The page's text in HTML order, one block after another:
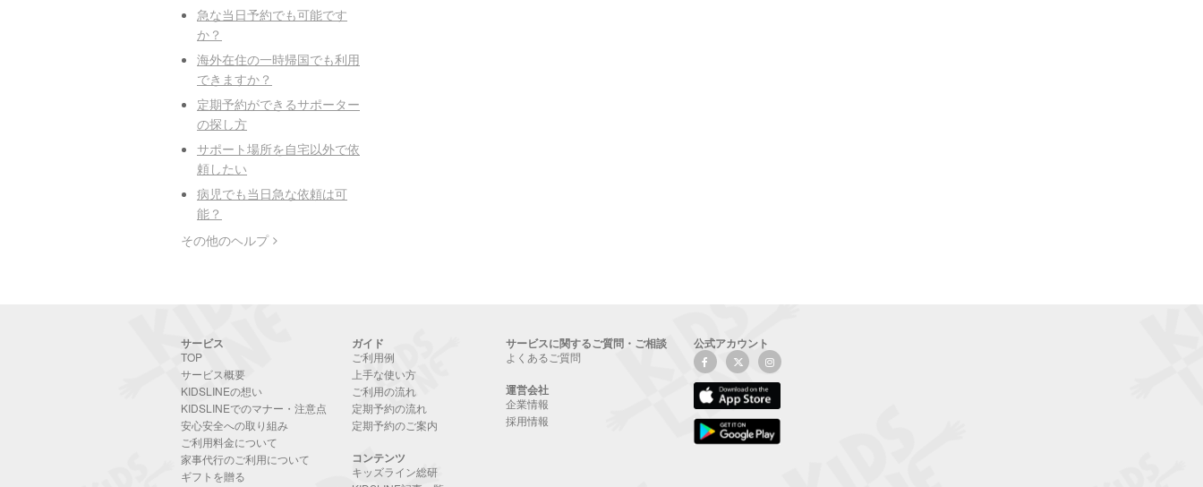
急な当日予約でも可能です
か？
海外在住の一時帰国でも利用
できますか？
定期予約ができるサポーター
の探し方
サポート場所を自宅以外で依
頼したい
病児でも当日急な依頼は可
能？
その他のヘルプ
サービス
TOP
サービス概要
KIDSLINEの想い
KIDSLINEでのマナー・注意点
安心安全への取り組み
ご利用料金について
家事代行のご利用について
ギフトを贈る
ガイド
ご利用例
上手な使い方
ご利用の流れ
定期予約の流れ
定期予約のご案内
コンテンツ
キッズライン総研
サービスに関するご質問・ご相談
よくあるご質問
運営会社
企業情報
採用情報
公式アカウント